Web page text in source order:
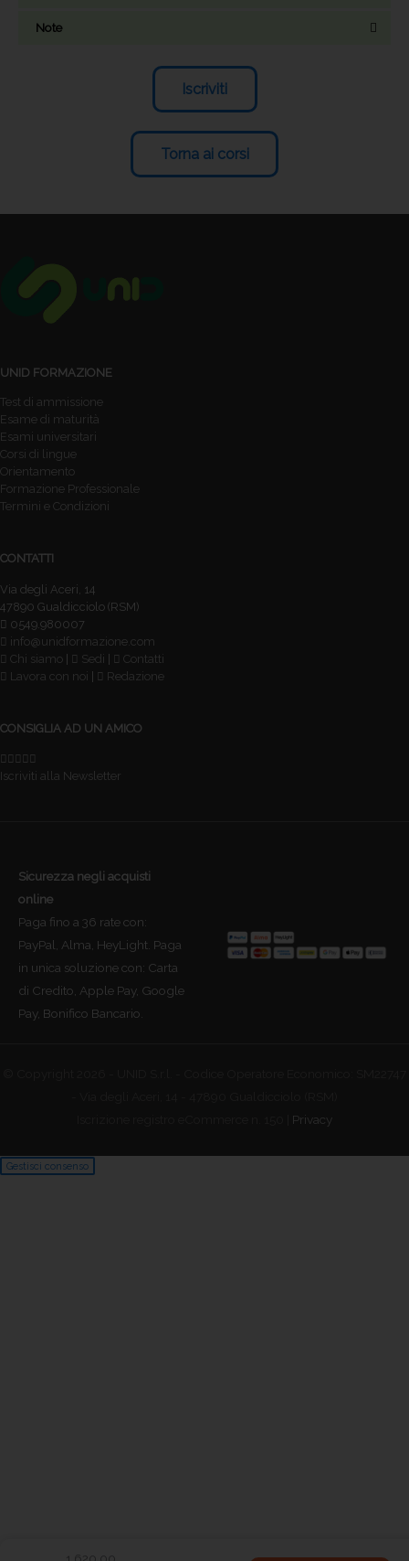
Note
Iscriviti
Torna ai corsi
1.620,00
UNID FORMAZIONE
Test di ammissione
Esame di maturità
Esami universitari
Corsi di lingue
Orientamento
Formazione Professionale
Termini e Condizioni
CONTATTI
Via degli Aceri, 14
47890 Gualdicciolo (RSM)
0549.980007
info@unidformazione.com
Chi siamo
Sedi
Contatti
Lavora con noi
Redazione
CONSIGLIA AD UN AMICO
Iscriviti alla Newsletter
Sicurezza negli acquisti
online
Paga fino a 36 rate con:
PayPal, Alma, HeyLight. Paga
in unica soluzione con: Carta
di Credito, Apple Pay, Google
Pay, Bonifico Bancario.
Privacy
Gestisci consenso